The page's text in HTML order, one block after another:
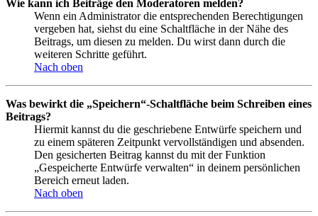
Wie kann ich Beiträge den Moderatoren melden?
Wenn ein Administrator die entsprechenden Berechtigungen
vergeben hat, siehst du eine Schaltfläche in der Nähe des
Beitrags, um diesen zu melden. Du wirst dann durch die
weiteren Schritte geführt.
Nach oben
Was bewirkt die „Speichern“-Schaltfläche beim Schreiben eines
Beitrags?
Hiermit kannst du die geschriebene Entwürfe speichern und
zu einem späteren Zeitpunkt vervollständigen und absenden.
Den gesicherten Beitrag kannst du mit der Funktion
„Gespeicherte Entwürfe verwalten“ in deinem persönlichen
Bereich erneut laden.
Nach oben